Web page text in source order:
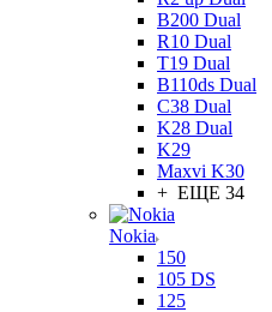
B200 Dual
R10 Dual
T19 Dual
B110ds Dual
C38 Dual
K28 Dual
K29
Maxvi K30
+ ЕЩЕ 34
Nokia
150
105 DS
125